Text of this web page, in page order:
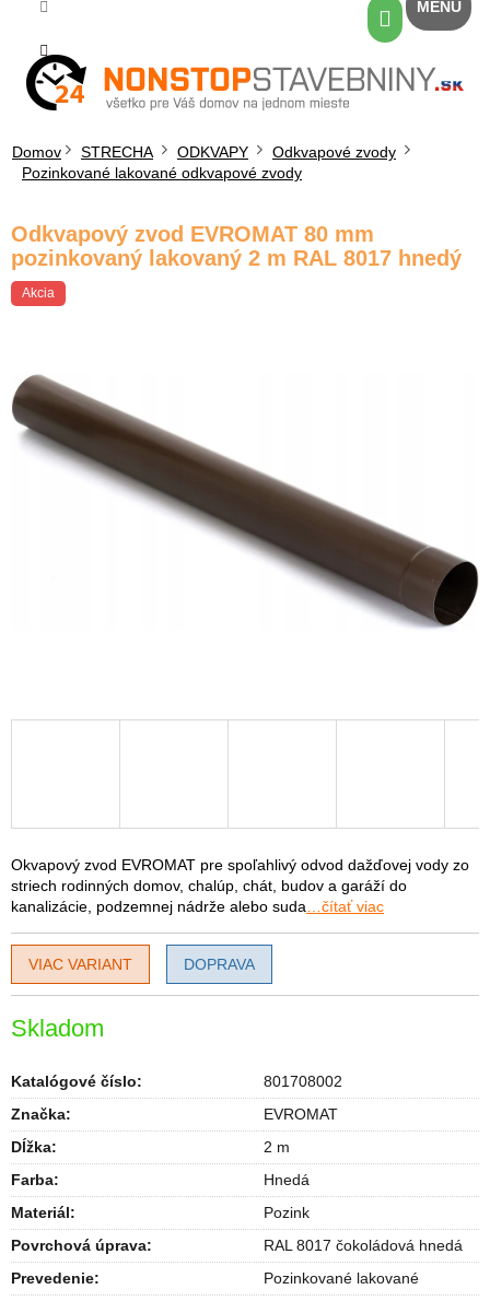
obsah
Nákupný
košík
Domov STRECHA ODKVAPY
Odkvapové zvody
Pozinkované lakované odkvapové zvody
Odkvapový zvod EVROMAT 80 mm
pozinkovaný lakovaný 2 m RAL 8017 hnedý
Akcia
Skladom
Okvapový zvod EVROMAT pre spoľahlivý odvod dažďovej vody zo
striech rodinných domov, chalúp, chát, budov a garáží do
kanalizácie, podzemnej nádrže alebo suda …čítať viac
Katalógové číslo:
801708002
Značka:
EVROMAT
Dĺžka:
2 m
Farba:
Hnedá
Materiál:
Pozink
Povrchová úprava:
RAL 8017 čokoládová hnedá
Prevedenie:
Pozinkované lakované
VIAC VARIANT DOPRAVA